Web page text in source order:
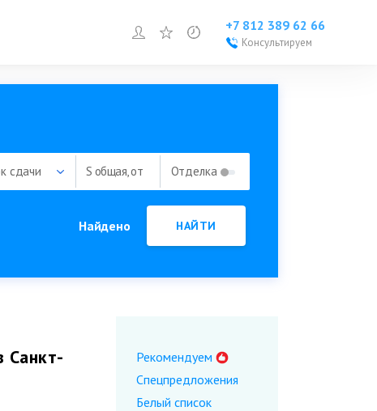
Войти или зарегистрироваться
зарегистрироваться
ИзбранноеПросмотренное
+7 812 389 62 66
Консультируем
сдачи S общая, от Отделка
Найдено НАЙТИ
Рекомендуем
Спецпредложения
Белый список
Санкт-